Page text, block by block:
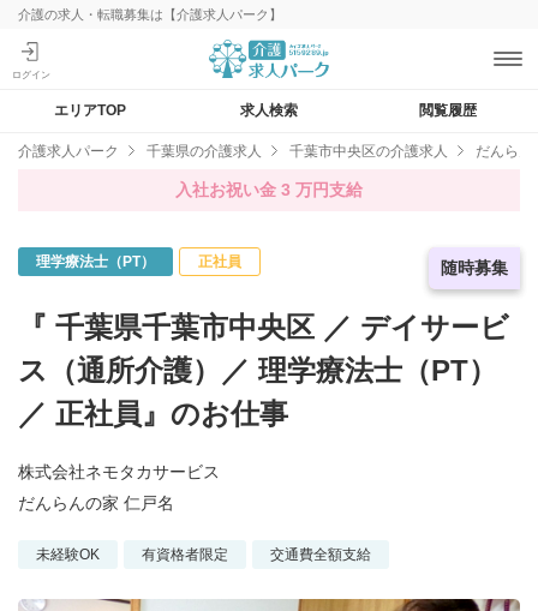
介護の求人・転職募集は【介護求人パーク】
エリアTOP 求人検索 閲覧履歴
介護求人パーク 千葉県の介護求人 千葉市中央区の介護求人 だんらん
入社お祝い金 3 万円支給
急募求人
随時募集
理学療法士（PT） 正社員
『 千葉県千葉市中央区 ／ デイサービ
ス（通所介護）／ 理学療法士（PT）
／ 正社員』のお仕事
株式会社ネモタカサービス
だんらんの家 仁戸名
未経験OK 有資格者限定 交通費全額支給